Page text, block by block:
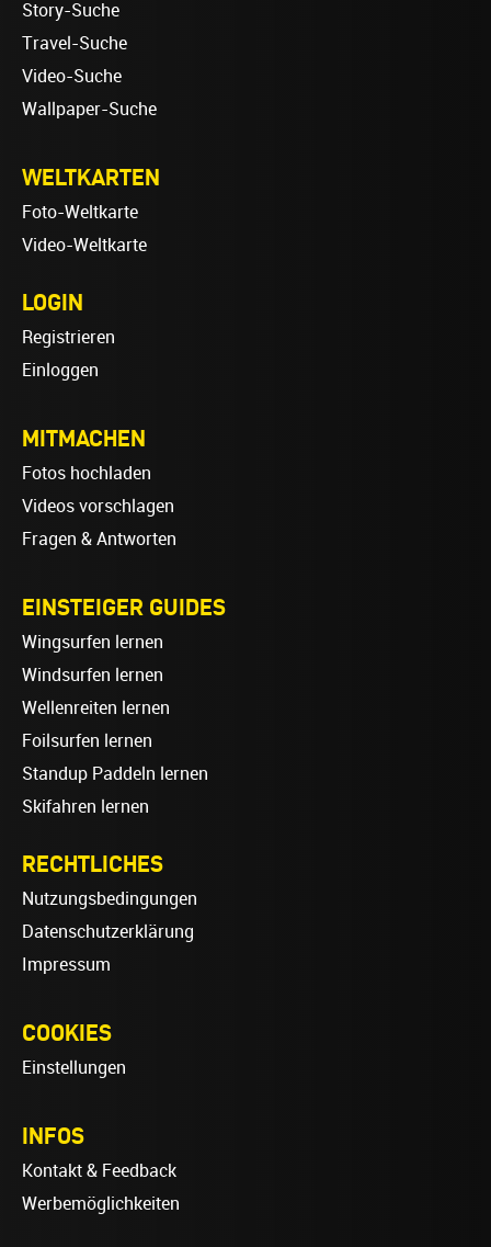
Story-Suche
Travel-Suche
Video-Suche
Wallpaper-Suche
WELTKARTEN
Foto-Weltkarte
Video-Weltkarte
LOGIN
Registrieren
Einloggen
MITMACHEN
Fotos hochladen
Videos vorschlagen
Fragen & Antworten
EINSTEIGER GUIDES
Wingsurfen lernen
Windsurfen lernen
Wellenreiten lernen
Foilsurfen lernen
Standup Paddeln lernen
Skifahren lernen
RECHTLICHES
Nutzungsbedingungen
Datenschutzerklärung
Impressum
COOKIES
Einstellungen
INFOS
Kontakt & Feedback
Werbemöglichkeiten